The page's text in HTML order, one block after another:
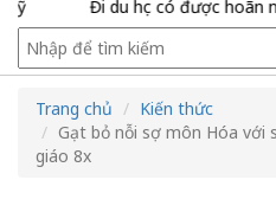
Đi du học có được hoãn nghĩa
Trang chủ
Kiến thức
Gạt bỏ nỗi sợ môn Hóa với
giáo 8x